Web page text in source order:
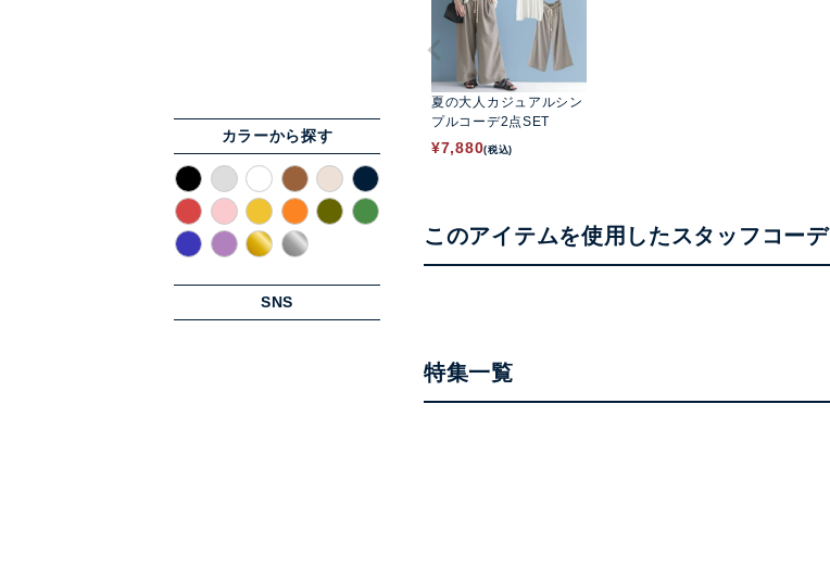
カラーから探す
SNS
夏の大人カジュアルシン
プルコーデ2点SET
¥7,880(税込)
このアイテムを使用したスタッフコーデ
特集一覧